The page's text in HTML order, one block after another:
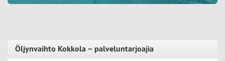
Öljynvaihto Kokkola – palveluntarjoajia